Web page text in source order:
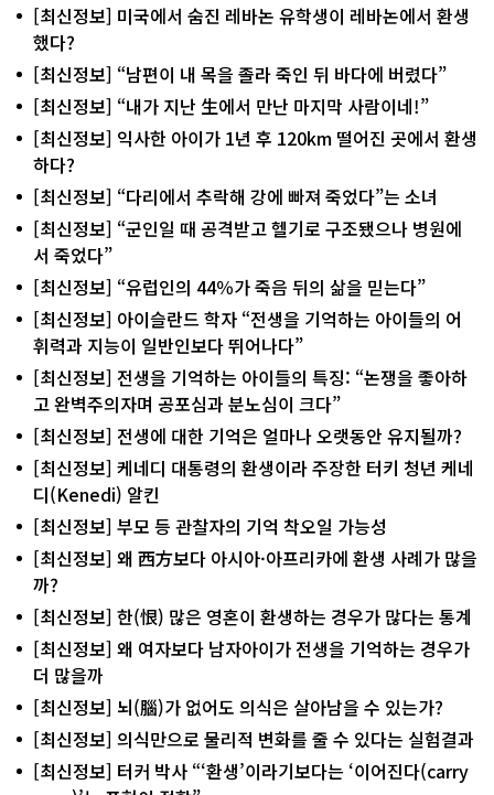
[최신정보] 미국에서 숨진 레바논 유학생이 레바논에서 환생
했다?
[최신정보] “남편이 내 목을 졸라 죽인 뒤 바다에 버렸다”
[최신정보] “내가 지난 生에서 만난 마지막 사람이네!”
[최신정보] 익사한 아이가 1년 후 120km 떨어진 곳에서 환생
하다?
[최신정보] “다리에서 추락해 강에 빠져 죽었다”는 소녀
[최신정보] “군인일 때 공격받고 헬기로 구조됐으나 병원에
서 죽었다”
[최신정보] “유럽인의 44％가 죽음 뒤의 삶을 믿는다”
[최신정보] 아이슬란드 학자 “전생을 기억하는 아이들의 어
휘력과 지능이 일반인보다 뛰어나다”
[최신정보] 전생을 기억하는 아이들의 특징: “논쟁을 좋아하
고 완벽주의자며 공포심과 분노심이 크다”
[최신정보] 전생에 대한 기억은 얼마나 오랫동안 유지될까?
[최신정보] 케네디 대통령의 환생이라 주장한 터키 청년 케네
디(Kenedi) 알킨
[최신정보] 부모 등 관찰자의 기억 착오일 가능성
[최신정보] 왜 西方보다 아시아·아프리카에 환생 사례가 많을
까?
[최신정보] 한(恨) 많은 영혼이 환생하는 경우가 많다는 통계
[최신정보] 왜 여자보다 남자아이가 전생을 기억하는 경우가
더 많을까
[최신정보] 뇌(腦)가 없어도 의식은 살아남을 수 있는가?
[최신정보] 의식만으로 물리적 변화를 줄 수 있다는 실험결과
[최신정보] 터커 박사 “‘환생’이라기보다는 ‘이어진다(carry